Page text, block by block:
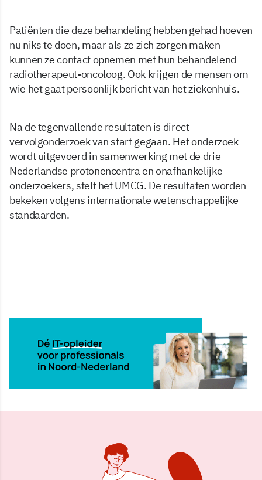
Patiënten die deze behandeling hebben gehad hoeven
nu niks te doen, maar als ze zich zorgen maken
kunnen ze contact opnemen met hun behandelend
radiotherapeut-oncoloog. Ook krijgen de mensen om
wie het gaat persoonlijk bericht van het ziekenhuis.
Na de tegenvallende resultaten is direct
vervolgonderzoek van start gegaan. Het onderzoek
wordt uitgevoerd in samenwerking met de drie
Nederlandse protonencentra en onafhankelijke
onderzoekers, stelt het UMCG. De resultaten worden
bekeken volgens internationale wetenschappelijke
standaarden.
17 nov 2025, 11:21